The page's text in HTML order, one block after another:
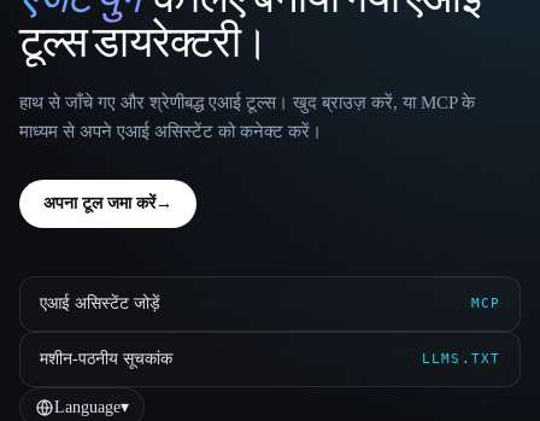
टूल्स डायरेक्टरी।
हाथ से जाँचे गए और श्रेणीबद्ध एआई टूल्स। खुद ब्राउज़ करें, या MCP के
माध्यम से अपने एआई असिस्टेंट को कनेक्ट करें।
अपना टूल जमा करें→
एआई असिस्टेंट जोड़ें MCP
मशीन-पठनीय सूचकांक LLMS.TXT
Language▾